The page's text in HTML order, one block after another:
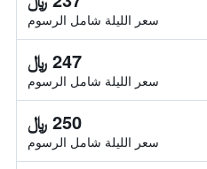
سعر الليلة شامل الرسوم
247 ﷼
سعر الليلة شامل الرسوم
250 ﷼
سعر الليلة شامل الرسوم